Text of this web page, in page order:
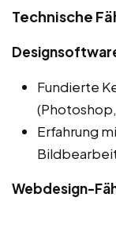
Technische
Fundierte
Erfahrung
Webdesign-